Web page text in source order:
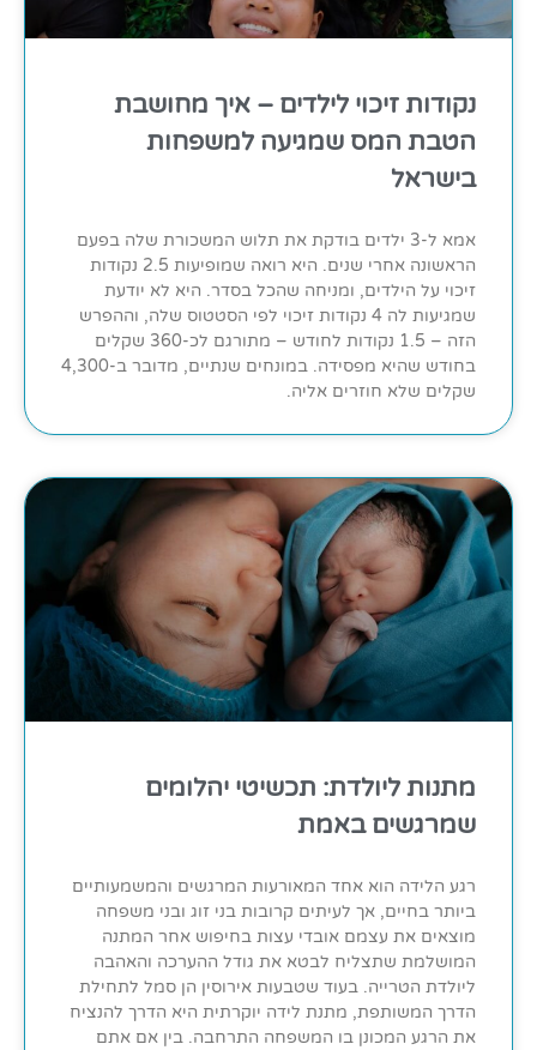
נקודות זיכוי לילדים – איך מחושבת
הטבת המס שמגיעה למשפחות
בישראל
אמא ל-3 ילדים בודקת את תלוש המשכורת שלה בפעם
הראשונה אחרי שנים. היא רואה שמופיעות 2.5 נקודות
זיכוי על הילדים, ומניחה שהכל בסדר. היא לא יודעת
שמגיעות לה 4 נקודות זיכוי לפי הסטטוס שלה, וההפרש
הזה – 1.5 נקודות לחודש – מתורגם לכ-360 שקלים
בחודש שהיא מפסידה. במונחים שנתיים, מדובר ב-4,300
שקלים שלא חוזרים אליה.
מתנות ליולדת: תכשיטי יהלומים
שמרגשים באמת
רגע הלידה הוא אחד המאורעות המרגשים והמשמעותיים
ביותר בחיים, אך לעיתים קרובות בני זוג ובני משפחה
מוצאים את עצמם אובדי עצות בחיפוש אחר המתנה
המושלמת שתצליח לבטא את גודל ההערכה והאהבה
ליולדת הטרייה. בעוד שטבעות אירוסין הן סמל לתחילת
הדרך המשותפת, מתנת לידה יוקרתית היא הדרך להנציח
את הרגע המכונן בו המשפחה התרחבה. בין אם אתם